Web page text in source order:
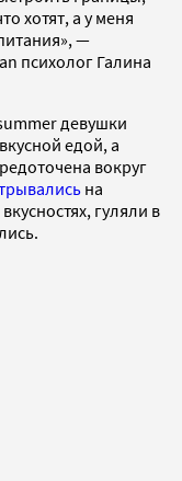
хотят, а у меня
—
психолог Галина
девушки
едой, а
вокруг
на
гуляли в